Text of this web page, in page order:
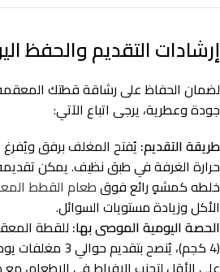
إرشادات التقديم والحفظ
لضمان الحفاظ على رشاقة قطتك المعقمة
جودة وعطرية، يرجى اتباع الآتي:
طريقة التقديم: يُفتح المغلف برفق ويُفرغ
حرارة الغرفة في طبق نظيف. يمكن
خلطه كمشهٍ رائع فوقطعام القطط
الأكل وزيادة مستويات السوائل.
الحصة اليومية الموصى بها: للقطة
(4 كجم)، يُنصح